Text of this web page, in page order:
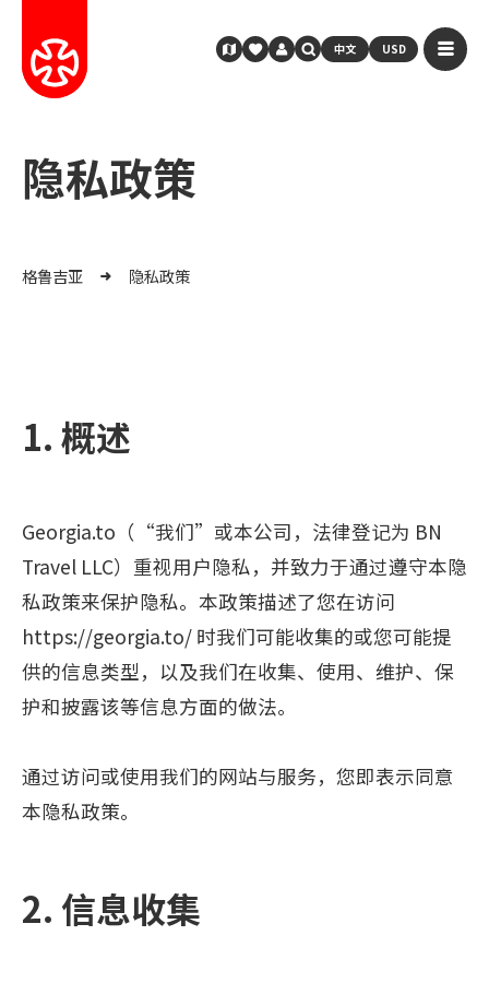
中文 USD
隐私政策
格鲁吉亚 隐私政策
1. 概述
Georgia.to（“我们”或本公司，法律登记为 BN
Travel LLC）重视用户隐私，并致力于通过遵守本隐
私政策来保护隐私。本政策描述了您在访问
https://georgia.to/ 时我们可能收集的或您可能提
供的信息类型，以及我们在收集、使用、维护、保
护和披露该等信息方面的做法。
通过访问或使用我们的网站与服务，您即表示同意
本隐私政策。
2. 信息收集